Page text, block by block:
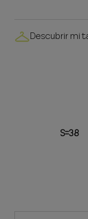
Descubrir mi
S=38